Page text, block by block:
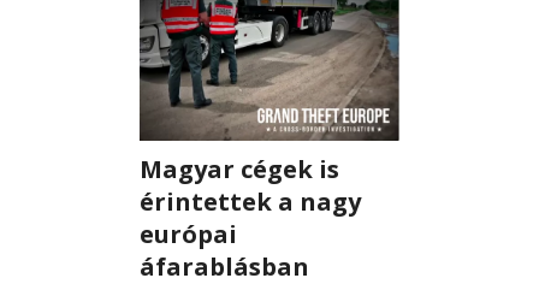
ORBÁN ÉS A GAZDASÁG
OROSZ KAPCSOLATOK
PEGASUS-MEGFIGYELÉSEK
AZ ORBÁN CSALÁD ÜZLETEI
Magyar cégek is
érintettek a nagy
európai
áfarablásban